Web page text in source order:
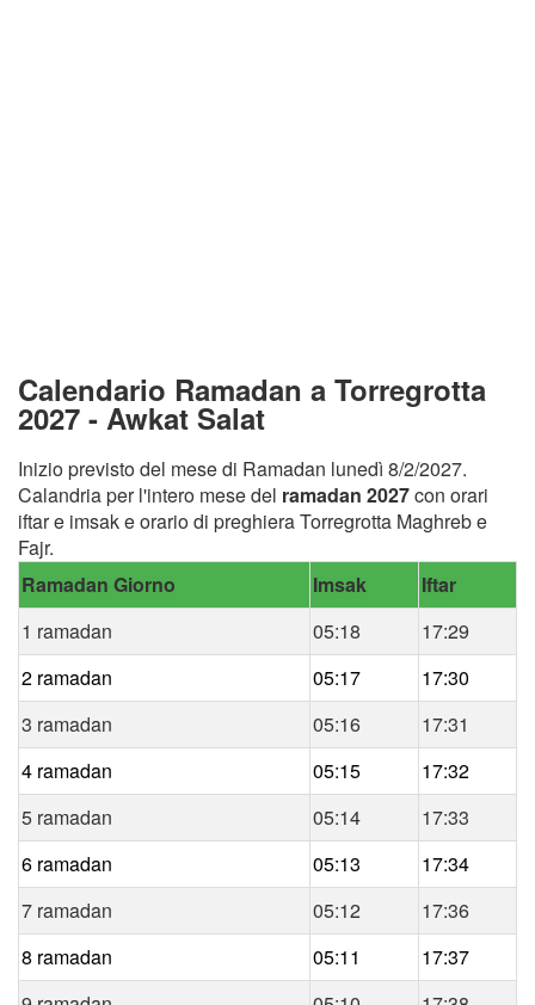
Calendario Ramadan a Torregrotta
2027 - Awkat Salat
Inizio previsto del mese di Ramadan lunedì 8/2/2027.
Calandria per l'intero mese del ramadan 2027con orari
iftar e imsak e orario di preghiera Torregrotta Maghreb e
Fajr.
Ramadan Giorno
Imsak
Iftar
1 ramadan
05:18
17:29
2 ramadan
05:17
17:30
3 ramadan
05:16
17:31
4 ramadan
05:15
17:32
5 ramadan
05:14
17:33
6 ramadan
05:13
17:34
7 ramadan
05:12
17:36
8 ramadan
05:11
17:37